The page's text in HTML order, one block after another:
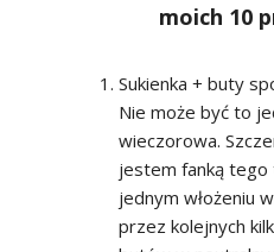
moich 10
Sukienka + buty
Nie może być to
wieczorowa.
jestem fanką tego
jednym włożeniu
przez kolejnych